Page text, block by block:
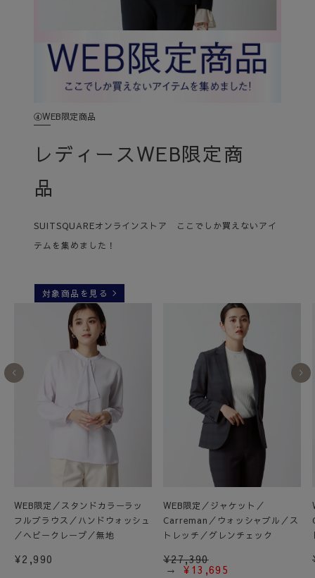
④WEB限定商品
レディースWEB限定商
品
SUITSQUAREオンラインストア ここでしか買えないアイ
テムを集めました！
対象商品を見る
WEB限定／スタンドカラーラッ
フルブラウス／ハンドウォッシュ
／ヘビークレープ／無地
¥2,990
WEB限定／ジャケット／
Carreman／ウォッシャブル／ス
トレッチ／グレンチェック
¥27,390
¥ 13,695